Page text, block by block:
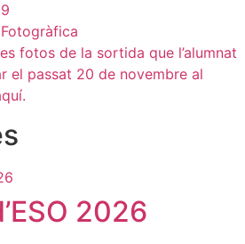
fotos de la sortida que l’alumnat
el passat 20 de novembre al
2026